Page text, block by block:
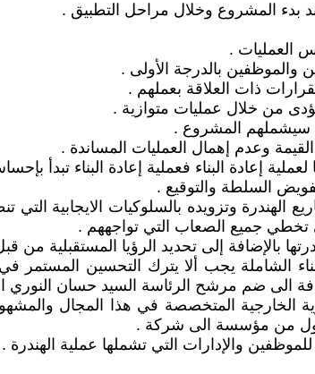
بدء المشروع وخلال مراحل التطبيق .
العمليات .
والموظفين بالدرجة الأولى .
ذات العلاقة بعملهم .
من خلال عمليات متوازية .
سيشملهم المشروع .
القيمة وعدم إهمال العمليات المساندة .
لعملية إعادة البناء فعملية إعادة البناء
السلطة والتوقيع .
وتزويده بالسلوكيات الايجابية
جميع الصعاب التي تواجههم .
بالإضافة إلى تحديد الرؤيا
الشاملة يجب ألا يترك التحسين
الى ضم مرشح الرئاسة السيد حسان
الخارجية المتخصصة في هذا المجال
من مؤسسة الى شركة .
والإدارات التي تشملها عملية الهندرة .